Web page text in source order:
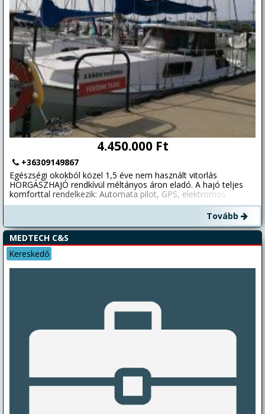
4.450.000 Ft
+36309149867
Egészségi okokból közel 1,5 éve nem használt vitorlás
HORGÁSZHAJÓ rendkívül méltányos áron eladó. A hajó teljes
komforttal rendelkezik: Automata pilot, GPS, elektromos
horgony, hátsó horgony, teljes vitorlázat, valamennyi műszer
működik. Nagy teljesítményű VOLVO Turbo motor. Takarításra,
kisebb felújításra szorul. Élmény hajózni, fürdőzni (12
személyes). Hossza 9,6m; szélessége: 2,92m. Legnagyobb
merülése 1m! (Nádas mellett horgászható). Kötelező
felszerelések extrák ajándék! Csak komoly érdeklődők
keressenek! Telefonon keresztül nincs alku! Jelenleg
Balatonfűzfőn kikötőhellyel, tárolókocsival, teljes téli
Tovább
MEDTECH C&S
Kereskedő